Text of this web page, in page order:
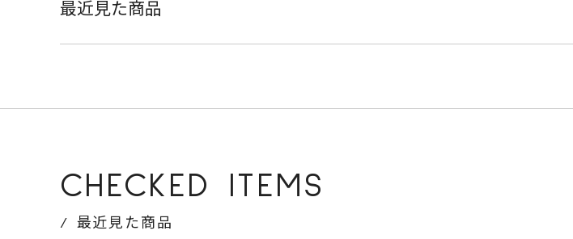
最近見た商品
CHECKED ITEMS
最近見た商品